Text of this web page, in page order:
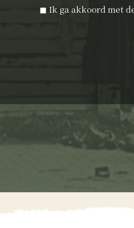
Privacyverklaring *
Ik ga akkoord met